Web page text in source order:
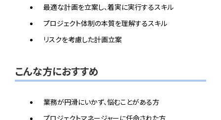
最適な計画を立案し、着実に実行するスキル
プロジェクト体制の本質を理解するスキル
リスクを考慮した計画立案
こんな方におすすめ
業務が円滑にいかず、悩むことがある方
プロジェクトマネージャーに任命された方